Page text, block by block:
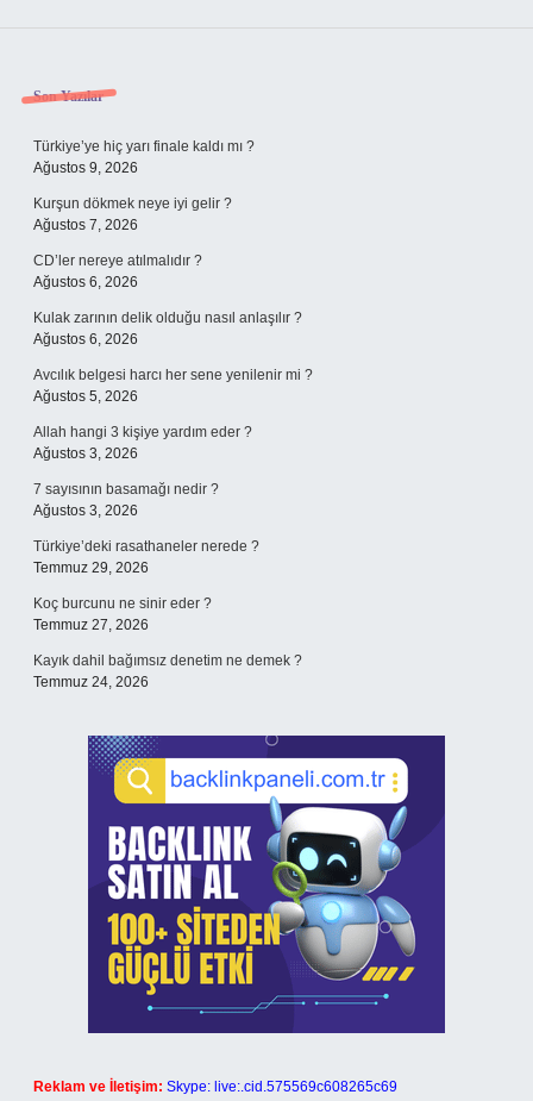
Sidebar
Son Yazılar
Türkiye’ye hiç yarı finale kaldı mı ?
Ağustos 9, 2026
Kurşun dökmek neye iyi gelir ?
Ağustos 7, 2026
CD’ler nereye atılmalıdır ?
Ağustos 6, 2026
Kulak zarının delik olduğu nasıl anlaşılır ?
Ağustos 6, 2026
Avcılık belgesi harcı her sene yenilenir mi ?
Ağustos 5, 2026
Allah hangi 3 kişiye yardım eder ?
Ağustos 3, 2026
7 sayısının basamağı nedir ?
Ağustos 3, 2026
Türkiye’deki rasathaneler nerede ?
Temmuz 29, 2026
Koç burcunu ne sinir eder ?
Temmuz 27, 2026
Kayık dahil bağımsız denetim ne demek ?
Temmuz 24, 2026
Reklam ve İletişim: Skype: live:.cid.575569c608265c69